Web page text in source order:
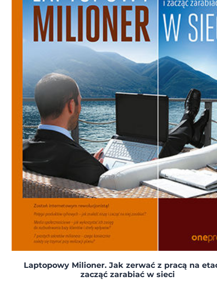
Laptopowy Milioner. Jak zerwać z pracą na
zacząć zarabiać w sieci